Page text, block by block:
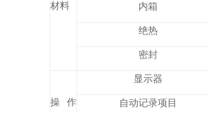
材料 内箱
绝热
密封
操作
显示器
自动记录项目